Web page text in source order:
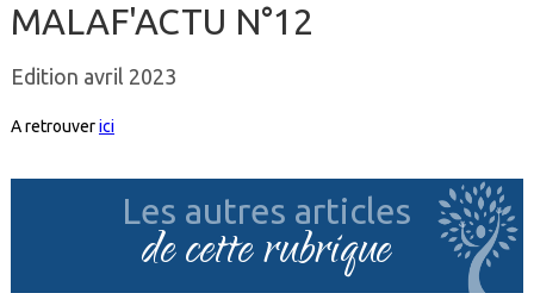
MALAF'ACTU N°12
Edition avril 2023
A retrouverici
Les autres articles
de cette rubrique